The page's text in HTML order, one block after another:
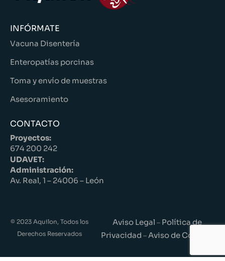
INFÓRMATE
Vacuna Disentería
Enteropatías porcinas
Toma y envío de muestras
Asesoramiento
CONTACTO
Proyectos:
674 200 242
UDAVET:
Administración:
Av. Real, 1 – 24006 – León
© 2023 Aquilon, Todos los
Derechos Reservados
Aviso Legal – Política de
Privacidad –Aviso de Cookies